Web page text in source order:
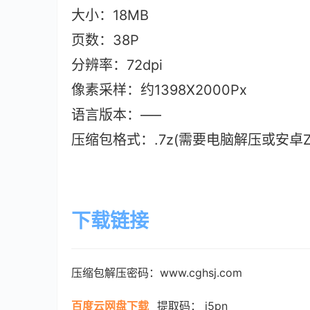
大小：18MB
页数：38P
分辨率：72dpi
像素采样：约1398X2000Px
语言版本：—–
压缩包格式：.7z(需要电脑解压或安
下载链接
压缩包解压密码：www.cghsj.com
百度云网盘下载 提取码： j5pn